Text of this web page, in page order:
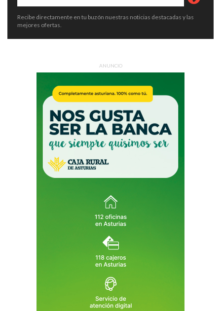
Recibe directamente en tu buzón nuestras noticias destacadas y las
mejores ofertas.
ANUNCIO